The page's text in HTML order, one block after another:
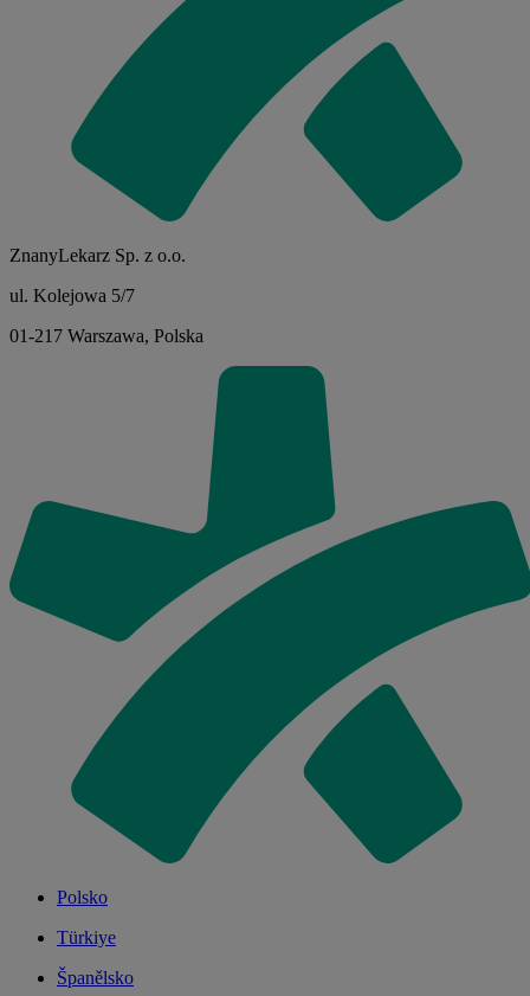
ZnanyLekarz Sp. z o.o.
ul. Kolejowa 5/7
01-217 Warszawa, Polska
Polsko
Türkiye
Španělsko